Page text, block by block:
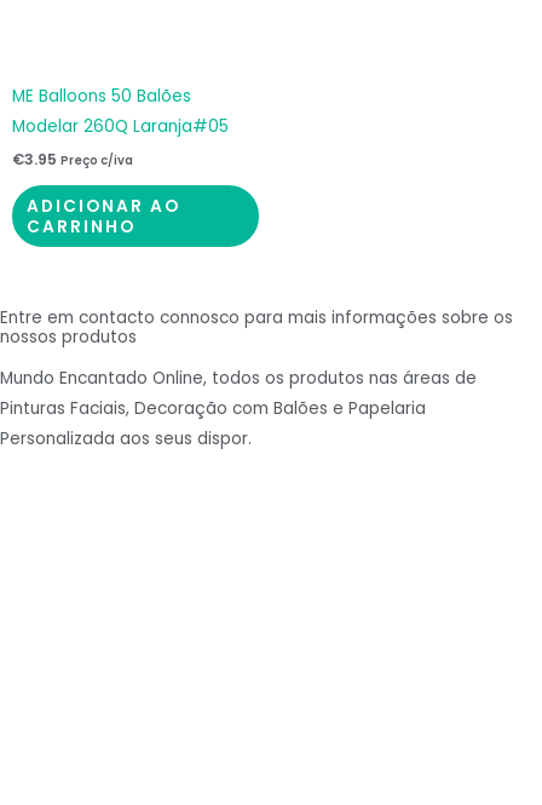
ME Balloons 50 Balões
Modelar 260Q Laranja#05
€3.95 Preço c/iva
ADICIONAR AO
CARRINHO
Entre em contacto connosco para mais informações sobre os
nossos produtos
Mundo Encantado Online, todos os produtos nas áreas de
Pinturas Faciais, Decoração com Balões e Papelaria
Personalizada aos seus dispor.